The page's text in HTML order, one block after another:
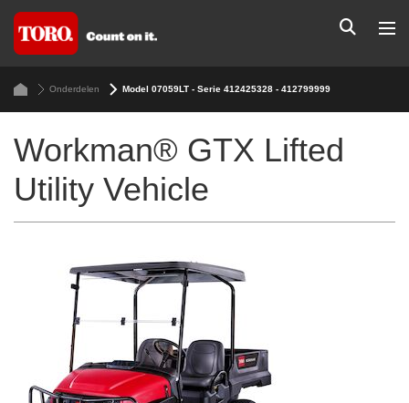
Onderdelen Model 07059LT - Serie 412425328 - 412799999
Workman® GTX Lifted
Utility Vehicle